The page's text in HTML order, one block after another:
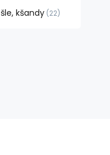
šle, kšandy 22